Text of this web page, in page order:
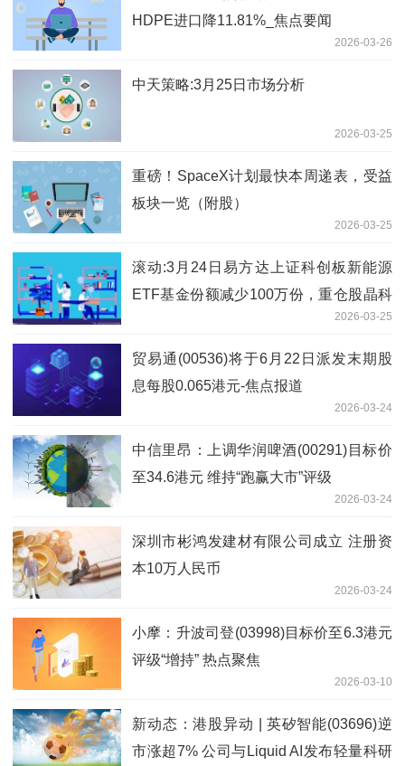
HDPE进口降11.81%_焦点要闻
2026-03-26
中天策略:3月25日市场分析
2026-03-25
重磅！SpaceX计划最快本周递表，受益
板块一览（附股）
2026-03-25
滚动:3月24日易方达上证科创板新能源
ETF基金份额减少100万份，重仓股晶科
2026-03-25
贸易通(00536)将于6月22日派发末期股
息每股0.065港元-焦点报道
2026-03-24
中信里昂：上调华润啤酒(00291)目标价
至34.6港元 维持“跑赢大市”评级
2026-03-24
深圳市彬鸿发建材有限公司成立 注册资
本10万人民币
2026-03-24
小摩：升波司登(03998)目标价至6.3港元
评级“增持” 热点聚焦
2026-03-10
新动态：港股异动 | 英矽智能(03696)逆
市涨超7% 公司与Liquid AI发布轻量科研